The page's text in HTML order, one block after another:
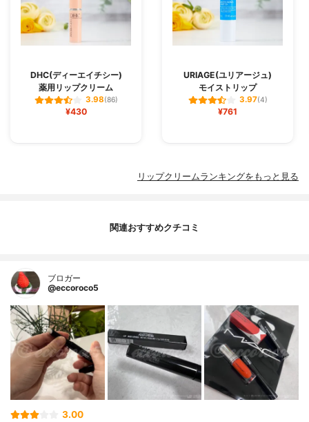
DHC(ディーエイチシー)
薬用リップクリーム
3.98(86)
¥430
URIAGE(ユリアージュ)
モイストリップ
3.97(4)
¥761
リップクリームランキングをもっと見る
関連おすすめクチコミ
ブロガー
@eccoroco5
3.00